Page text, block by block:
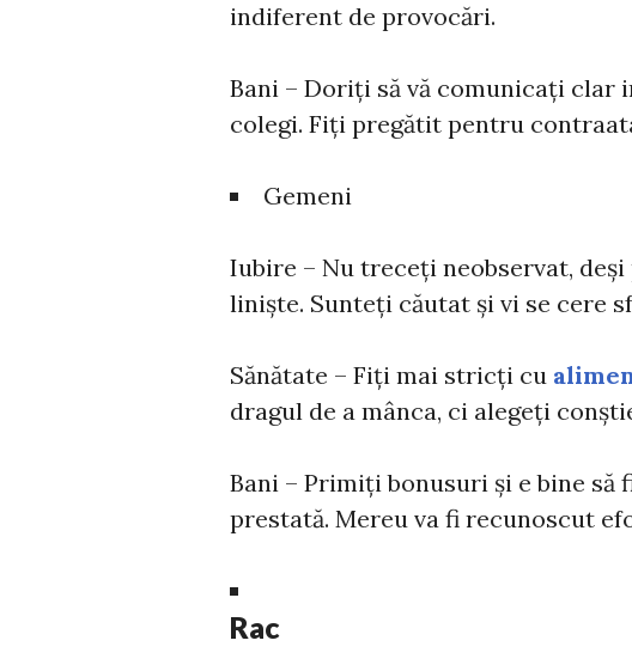
indiferent de provocări.
Bani – Doriți să vă comunicați clar
colegi. Fiți pregătit pentru
Gemeni
Iubire – Nu treceți neobservat,
liniște. Sunteți căutat și vi se cere
Sănătate – Fiți mai stricți cu
dragul de a mânca, ci alegeți
Bani – Primiți bonusuri și e bine
prestată. Mereu va fi recunoscut
Rac